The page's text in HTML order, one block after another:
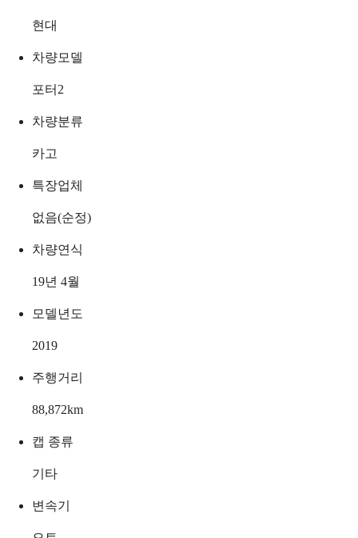
현대
차량모델
포터2
차량분류
카고
특장업체
없음(순정)
차량연식
19년 4월
모델년도
2019
주행거리
88,872km
캡 종류
기타
변속기